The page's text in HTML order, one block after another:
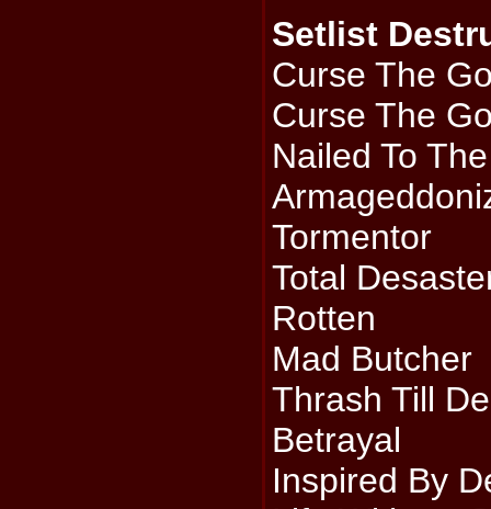
Setlist
Curse The
Curse The
Nailed To
Tormentor
Total
Rotten
Mad Butcher
Thrash Till
Betrayal
Inspired By